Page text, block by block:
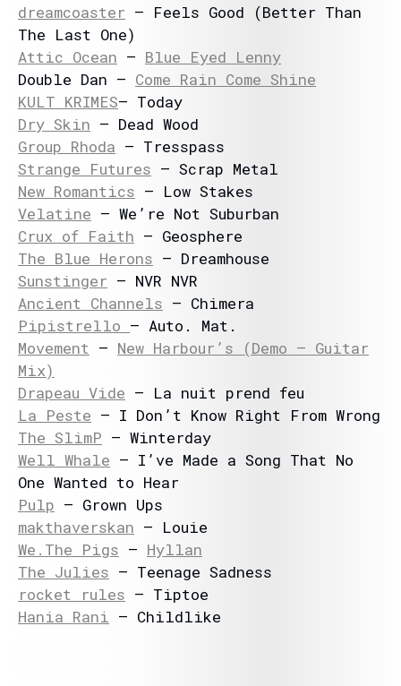
dreamcoaster – Feels Good (Better Than
The Last One)
Attic Ocean – Blue Eyed Lenny
Double Dan – Come Rain Come Shine
KULT KRIMES– Today
Dry Skin – Dead Wood
Group Rhoda – Tresspass
Strange Futures – Scrap Metal
New Romantics – Low Stakes
Velatine – We’re Not Suburban
Crux of Faith – Geosphere
The Blue Herons – Dreamhouse
Sunstinger – NVR NVR
Ancient Channels – Chimera
Pipistrello – Auto. Mat.
Movement – New Harbour’s (Demo – Guitar
Mix)
Drapeau Vide – La nuit prend feu
La Peste – I Don’t Know Right From Wrong
The SlimP – Winterday
Well Whale – I’ve Made a Song That No
One Wanted to Hear
Pulp – Grown Ups
makthaverskan – Louie
We.The Pigs – Hyllan
The Julies – Teenage Sadness
rocket rules – Tiptoe
Hania Rani – Childlike